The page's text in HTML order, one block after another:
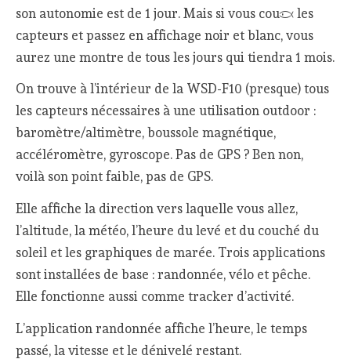
son autonomie est de 1 jour. Mais si vous coupez les
capteurs et passez en affichage noir et blanc, vous
aurez une montre de tous les jours qui tiendra 1 mois.
On trouve à l’intérieur de la WSD-F10 (presque) tous
les capteurs nécessaires à une utilisation outdoor :
baromètre/altimètre, boussole magnétique,
accéléromètre, gyroscope. Pas de GPS ? Ben non,
voilà son point faible, pas de GPS.
Elle affiche la direction vers laquelle vous allez,
l’altitude, la météo, l’heure du levé et du couché du
soleil et les graphiques de marée. Trois applications
sont installées de base : randonnée, vélo et pêche.
Elle fonctionne aussi comme tracker d’activité.
L’application randonnée affiche l’heure, le temps
passé, la vitesse et le dénivelé restant.